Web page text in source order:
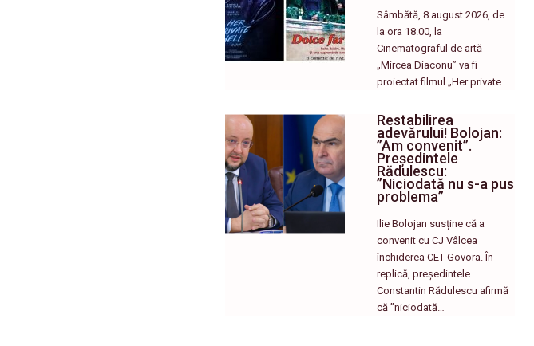
Sâmbătă, 8 august 2026, de
la ora 18.00, la
Cinematograful de artă
„Mircea Diaconu” va fi
proiectat filmul „Her private…
Restabilirea
adevărului! Bolojan:
”Am convenit”.
Președintele
Rădulescu:
”Niciodată nu s-a pus
problema”
Ilie Bolojan susține că a
convenit cu CJ Vâlcea
închiderea CET Govora. În
replică, președintele
Constantin Rădulescu afirmă
că ”niciodată…